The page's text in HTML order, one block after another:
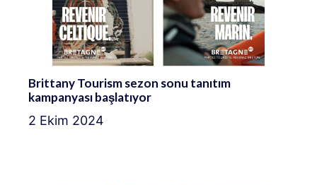
Brittany Tourism sezon sonu tanıtım
kampanyası başlatıyor
2 Ekim 2024